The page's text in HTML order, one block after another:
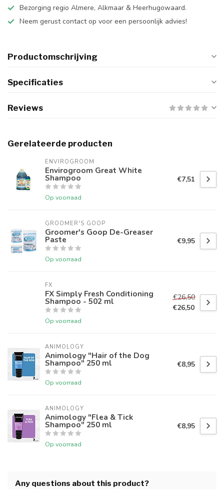
Bezorging regio Almere, Alkmaar & Heerhugowaard.
Neem gerust contact op voor een persoonlijk advies!
Productomschrijving
Specificaties
Reviews
Gerelateerde producten
ENVIROGROOM
Envirogroom Great White
Shampoo
Op voorraad
€7,51
GROOMER'S GOOP
Groomer's Goop De-Greaser
Paste
Op voorraad
€9,95
FX
FX Simply Fresh Conditioning
Shampoo - 502 ml
Op voorraad
€26,50
€26,50
ANIMOLOGY
Animology "Hair of the Dog
Shampoo" 250 ml
Op voorraad
€8,95
ANIMOLOGY
Animology "Flea & Tick
Shampoo" 250 ml
Op voorraad
€8,95
Any questions about this product?